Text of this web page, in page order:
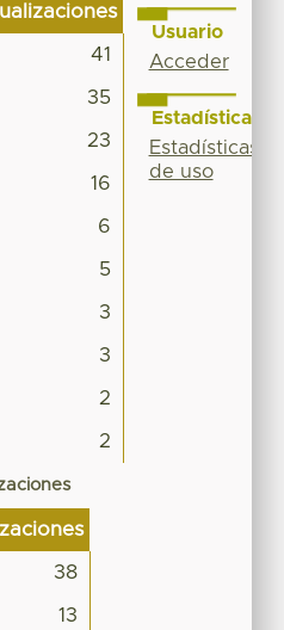
41
35
23
16
6
5
3
3
2
2
38
13
Usuario
Acceder
Estadísticas
Estadísticas
de uso